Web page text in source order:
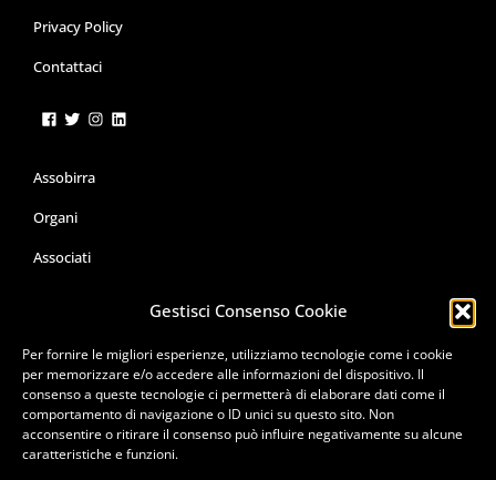
Gestisci Consenso Cookie
Per fornire le migliori esperienze, utilizziamo tecnologie come i cookie
per memorizzare e/o accedere alle informazioni del dispositivo. Il
consenso a queste tecnologie ci permetterà di elaborare dati come il
comportamento di navigazione o ID unici su questo sito. Non
acconsentire o ritirare il consenso può influire negativamente su alcune
caratteristiche e funzioni.
Privacy Policy
Contattaci
Assobirra
Organi
Associati
Pubblicazioni
Formazione e Corsi
Premio Cerevisia